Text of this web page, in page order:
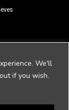
We'll
if you wish.